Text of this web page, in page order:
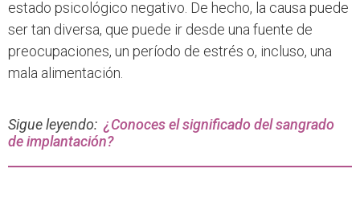
estado psicológico negativo. De hecho, la causa puede
ser tan diversa, que puede ir desde una fuente de
preocupaciones, un período de estrés o, incluso, una
mala alimentación.
Sigue leyendo: ¿Conoces el significado del sangrado
de implantación?